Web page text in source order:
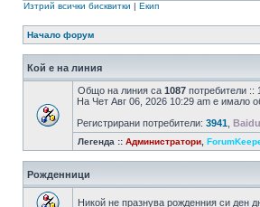
Изтрий всички бисквитки | Екип
Начало форум
Кой е на линия
Общо на линия са 1087 потребители ::
На Чет Авг 06, 2026 10:29 am е имало
Регистрирани потребители: 3941
Легенда :: Администратори
Рожденници
Никой не празнува рожденния си ден